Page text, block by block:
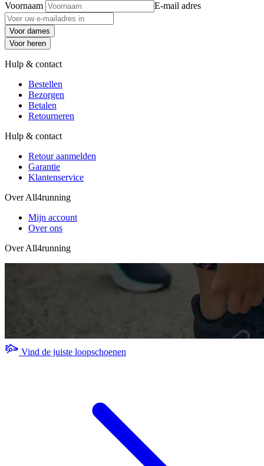
Voornaam E-mail adres
Voor dames
Voor heren
Hulp & contact
Bestellen
Bezorgen
Betalen
Retourneren
Hulp & contact
Retour aanmelden
Garantie
Klantenservice
Over All4running
Mijn account
Over ons
Over All4running
Vind de juiste loopschoenen